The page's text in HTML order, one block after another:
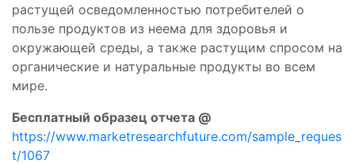
растущей осведомленностью потребителей о
пользе продуктов из неема для здоровья и
окружающей среды, а также растущим спросом на
органические и натуральные продукты во всем
мире.
Бесплатный образец отчета @
https://www.marketresearchfuture.com/sample_reques
t/1067